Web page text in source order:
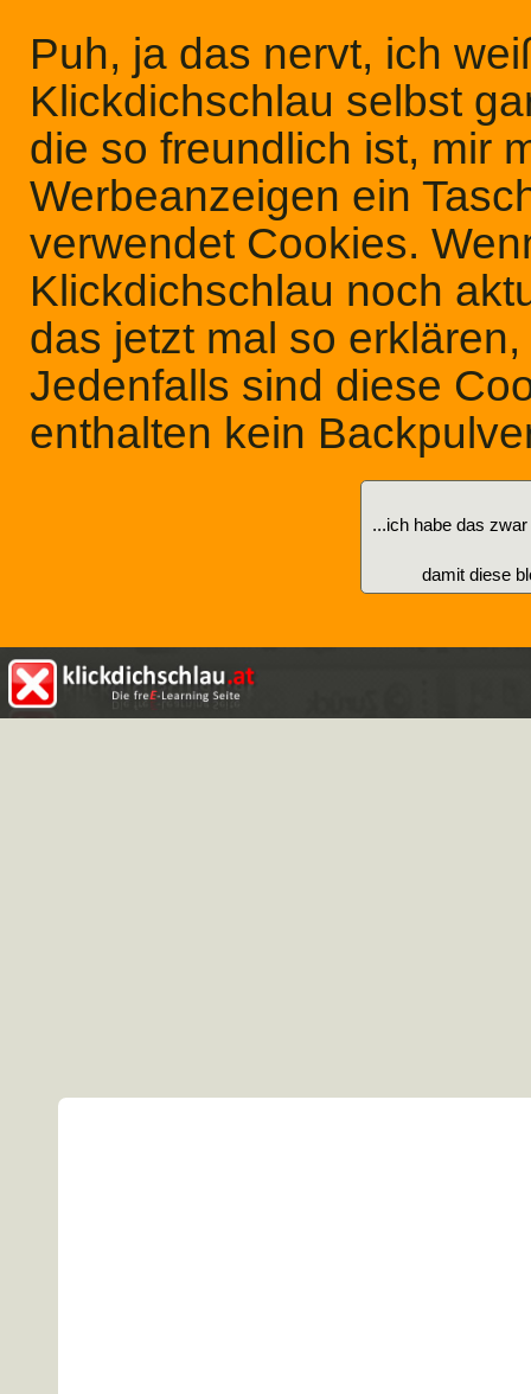
Puh, ja das nervt, ich
Klickdichschlau selbst
die so freundlich ist, mir
Werbeanzeigen ein
verwendet Cookies.
Klickdichschlau noch
das jetzt mal so
Jedenfalls sind diese
enthalten kein
...ich habe das
damit diese